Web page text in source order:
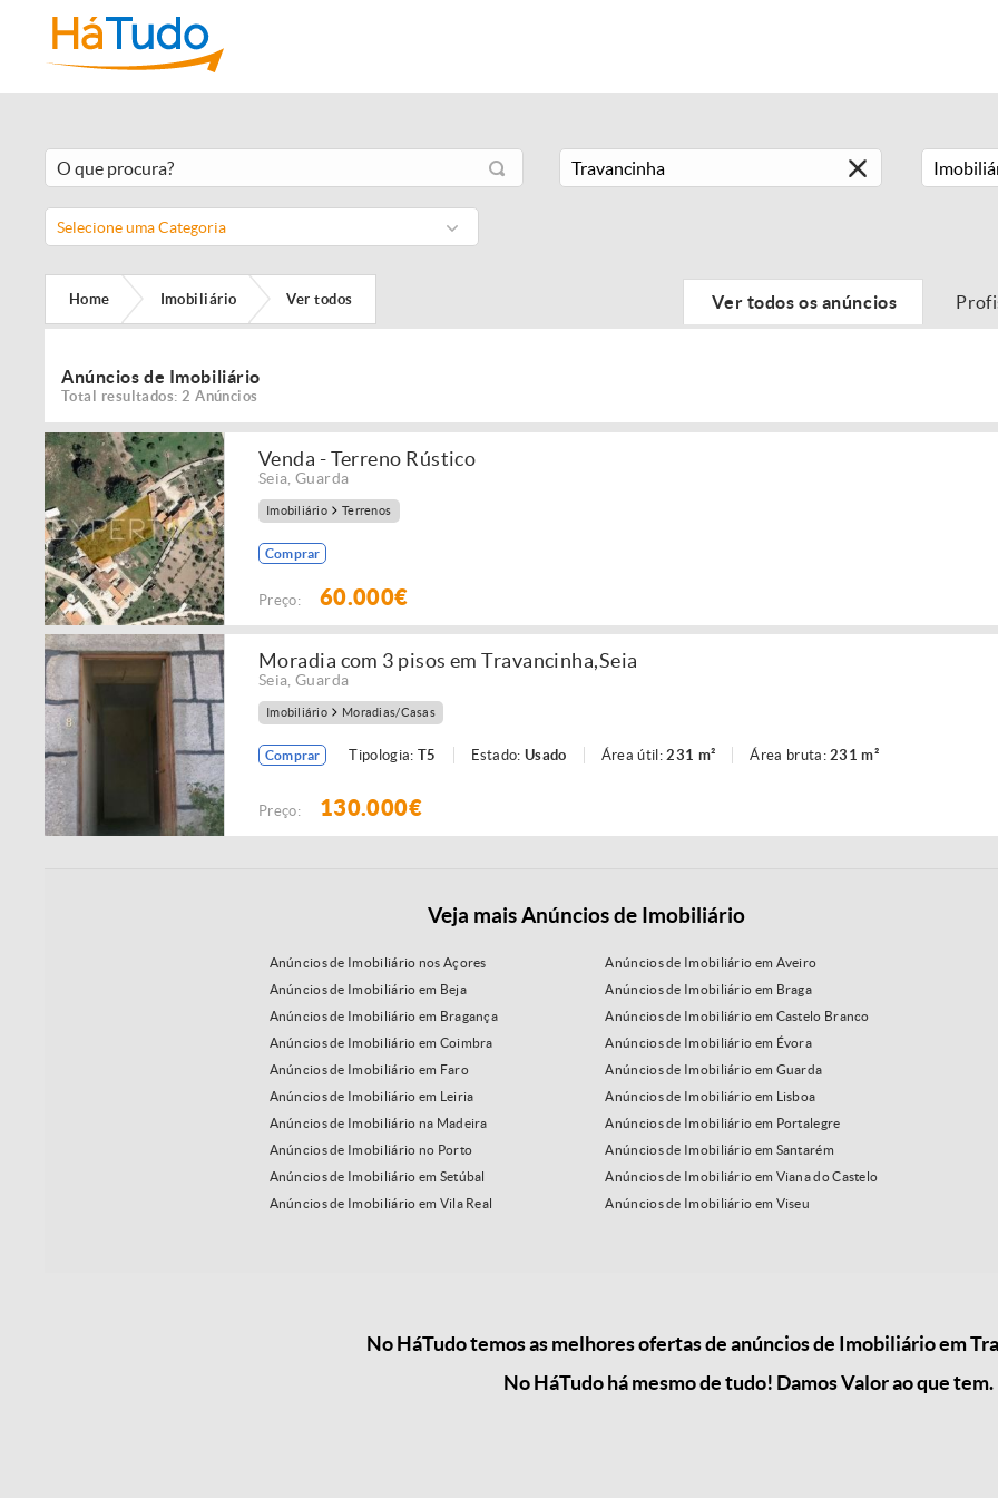
Selecione uma Categoria
Home Imobiliário Ver todos Ver todos os anúncios
Anúncios de Imobiliário
Total resultados: 2 Anúncios
Venda - Terreno Rústico
Seia ,Guarda
Imobiliário Terrenos
Comprar
Preço: 60.000€
Moradia com 3 pisos em Travancinha,Seia
Seia ,Guarda
Imobiliário Moradias/Casas
Comprar Tipologia: T5 Estado:Usado Área útil:231 m² Área bruta:231 m²
Preço: 130.000€
Veja mais Anúncios de Imobiliário
Anúncios de Imobiliário nos Açores
Anúncios de Imobiliário em Aveiro
Anúncios de Imobiliário em Beja
Anúncios de Imobiliário em Braga
Anúncios de Imobiliário em Bragança
Anúncios de Imobiliário em Castelo Branco
Anúncios de Imobiliário em Coimbra
Anúncios de Imobiliário em Évora
Anúncios de Imobiliário em Faro
Anúncios de Imobiliário em Guarda
Anúncios de Imobiliário em Leiria
Anúncios de Imobiliário em Lisboa
Anúncios de Imobiliário na Madeira
Anúncios de Imobiliário em Portalegre
Anúncios de Imobiliário no Porto
Anúncios de Imobiliário em Santarém
Anúncios de Imobiliário em Setúbal
Anúncios de Imobiliário em Viana do Castelo
Anúncios de Imobiliário em Vila Real
Anúncios de Imobiliário em Viseu
No HáTudo temos as melhores ofertas de anúncios de Imobiliário em
No HáTudo há mesmo de tudo! Damos Valor ao que tem.